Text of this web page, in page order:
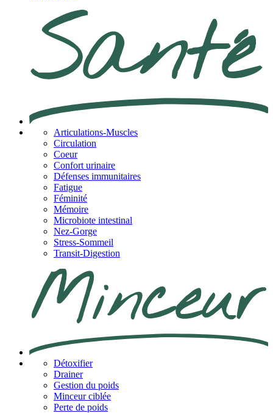
Articulations-Muscles
Circulation
Coeur
Confort urinaire
Défenses immunitaires
Fatigue
Féminité
Mémoire
Microbiote intestinal
Nez-Gorge
Stress-Sommeil
Transit-Digestion
Détoxifier
Drainer
Gestion du poids
Minceur ciblée
Perte de poids